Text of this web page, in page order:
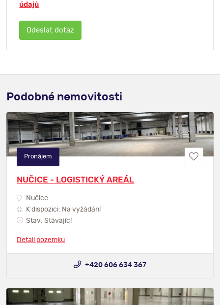
údajů
Podobné nemovitosti
NUČICE - LOGISTICKÝ AREÁL
Nučice
K dispozici: Na vyžádání
Stav: Stávající
Detail pozemku
Pronájem
+420 606 634 367